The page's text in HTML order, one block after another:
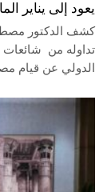
يعود إلى يناير
كشف الدكتور
تداوله من
الدولي عن قيام